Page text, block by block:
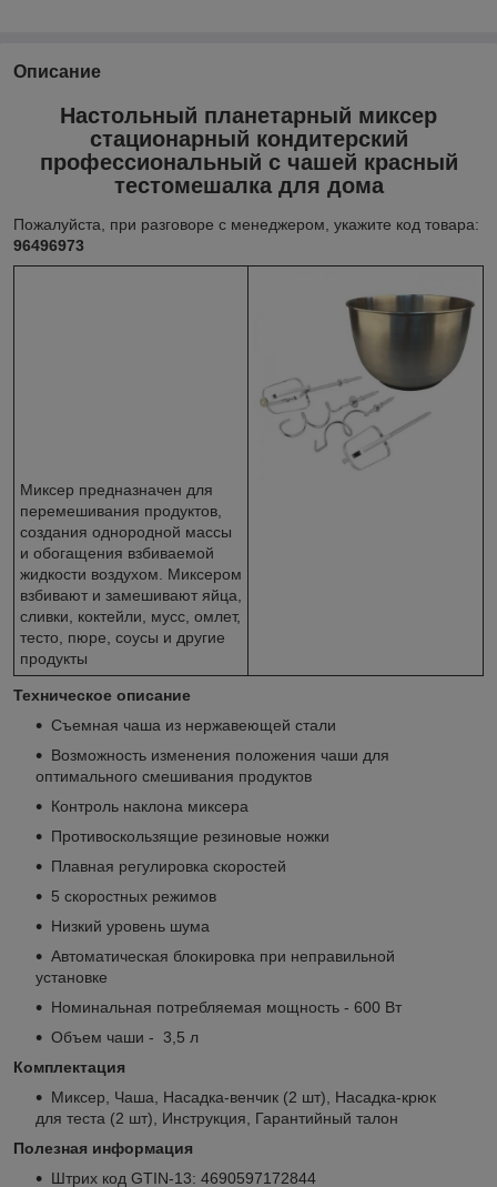
Описание
Настольный планетарный миксер
стационарный кондитерский
профессиональный с чашей красный
тестомешалка для дома
Пожалуйста, при разговоре с менеджером, укажите код товара:
96496973
Миксер предназначен для
перемешивания продуктов,
создания однородной массы
и обогащения взбиваемой
жидкости воздухом. Миксером
взбивают и замешивают яйца,
сливки, коктейли, мусс, омлет,
тесто, пюре, соусы и другие
продукты
Техническое описание
Съемная чаша из нержавеющей стали
Возможность изменения положения чаши для
оптимального смешивания продуктов
Контроль наклона миксера
Противоскользящие резиновые ножки
Плавная регулировка скоростей
5 скоростных режимов
Низкий уровень шума
Автоматическая блокировка при неправильной
установке
Номинальная потребляемая мощность - 600 Вт
Объем чаши - 3,5 л
Комплектация
Миксер, Чаша, Насадка-венчик (2 шт), Насадка-крюк
для теста (2 шт), Инструкция, Гарантийный талон
Полезная информация
Штрих код GTIN-13: 4690597172844